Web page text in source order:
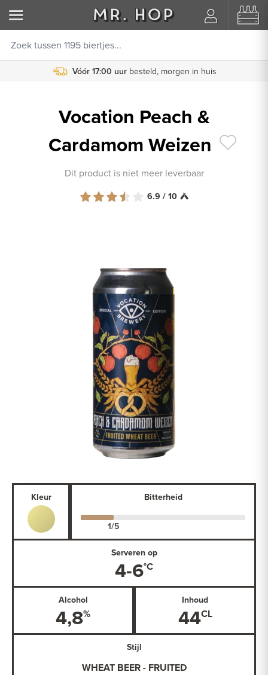
Vóór 17:00 uur besteld, morgen in huis
8000+ beoordelingen 9.8/10
Vocation Peach &
Cardamom Weizen
Dit product is niet meer leverbaar
6.9 / 10
Kleur Bitterheid
Serveren op
4-6
Alcohol
4,8
Inhoud
44
Stijl
WHEAT BEER - FRUITED